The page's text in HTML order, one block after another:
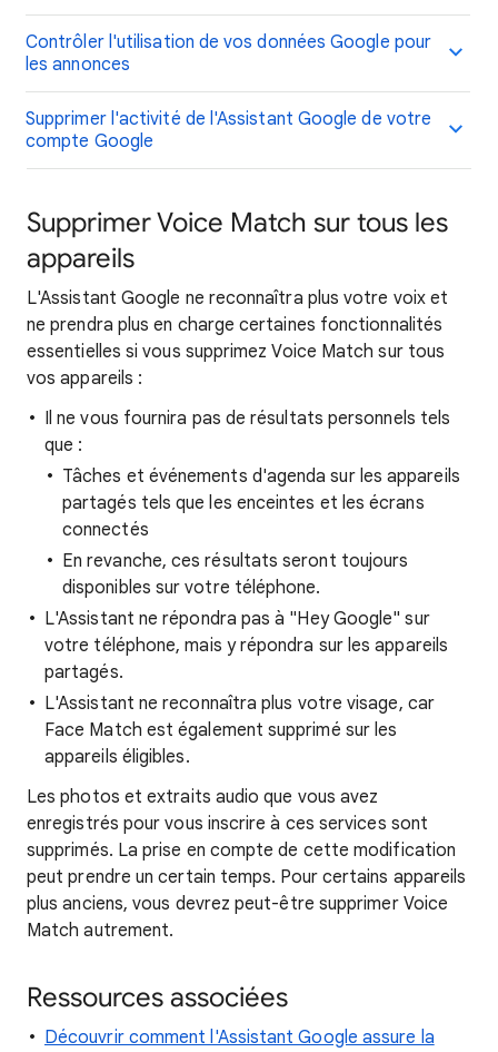
Contrôler l'utilisation de vos données Google pour
les annonces
Supprimer l'activité de l'Assistant Google de votre
compte Google
Supprimer Voice Match sur tous les
appareils
L'Assistant Google ne reconnaîtra plus votre voix et
ne prendra plus en charge certaines fonctionnalités
essentielles si vous supprimez Voice Match sur tous
vos appareils :
Il ne vous fournira pas de résultats personnels tels
que :
Tâches et événements d'agenda sur les appareils
partagés tels que les enceintes et les écrans
connectés
En revanche, ces résultats seront toujours
disponibles sur votre téléphone.
L'Assistant ne répondra pas à "Hey Google" sur
votre téléphone, mais y répondra sur les appareils
partagés.
L'Assistant ne reconnaîtra plus votre visage, car
Face Match est également supprimé sur les
appareils éligibles.
Les photos et extraits audio que vous avez
enregistrés pour vous inscrire à ces services sont
supprimés. La prise en compte de cette modification
peut prendre un certain temps. Pour certains appareils
plus anciens, vous devrez peut-être supprimer Voice
Match autrement.
Ressources associées
Découvrir comment l'Assistant Google assure la